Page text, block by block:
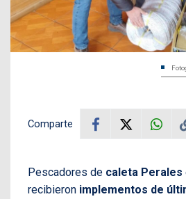
Comparte
Pescadores de caleta Perales
recibieron implementos de